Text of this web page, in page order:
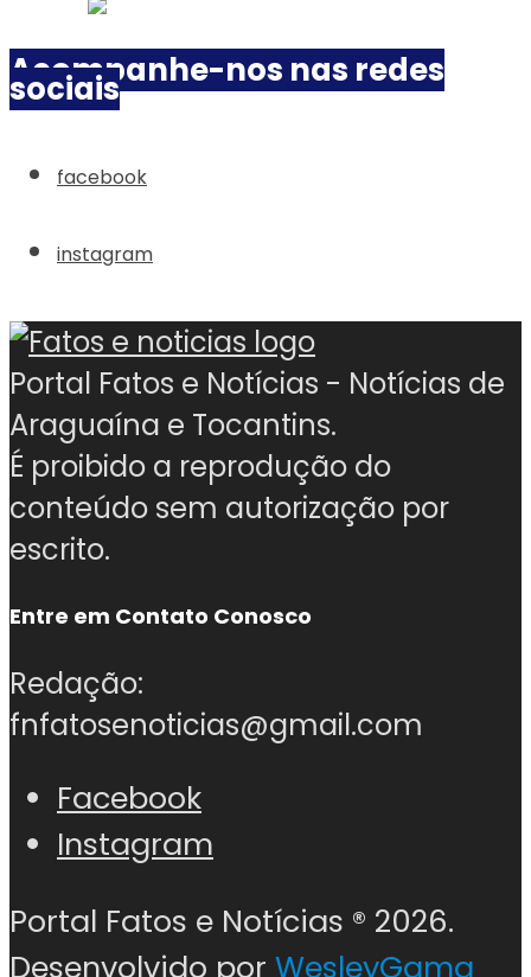
Acompanhe-nos nas redes
sociais
facebook
instagram
Portal Fatos e Notícias - Notícias de
Araguaína e Tocantins.
É proibido a reprodução do
conteúdo sem autorização por
escrito.
Entre em Contato Conosco
Redação:
fnfatosenoticias@gmail.com
Facebook
Instagram
Portal Fatos e Notícias ® 2026.
Desenvolvido por WesleyGama